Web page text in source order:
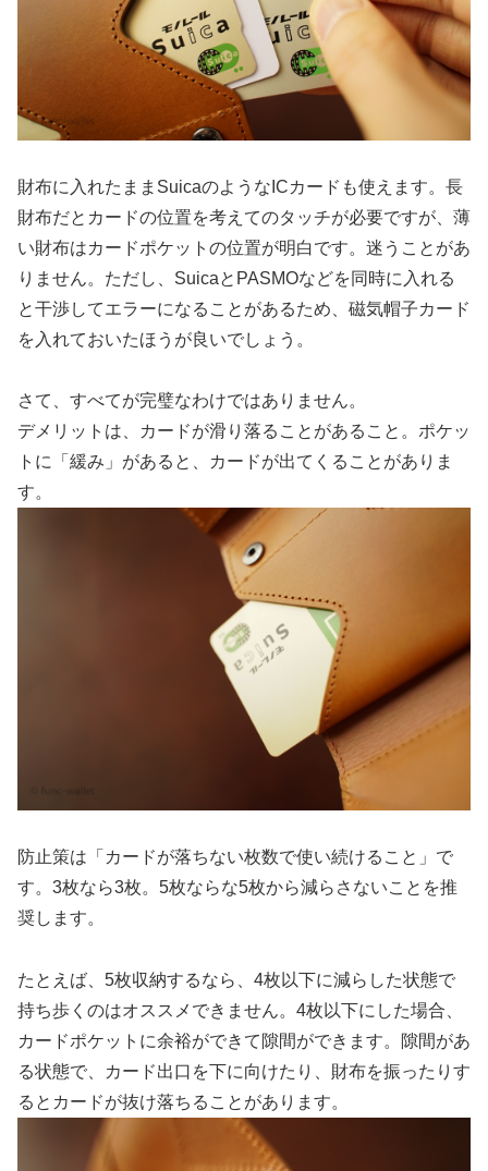
財布に入れたままSuicaのようなICカードも使えます。長
財布だとカードの位置を考えてのタッチが必要ですが、薄
い財布はカードポケットの位置が明白です。迷うことがあ
りません。ただし、SuicaとPASMOなどを同時に入れる
と干渉してエラーになることがあるため、磁気帽子カード
を入れておいたほうが良いでしょう。
さて、すべてが完璧なわけではありません。
デメリットは、カードが滑り落ることがあること。ポケッ
トに「緩み」があると、カードが出てくることがありま
す。
防止策は「カードが落ちない枚数で使い続けること」で
す。3枚なら3枚。5枚ならな5枚から減らさないことを推
奨します。
たとえば、5枚収納するなら、4枚以下に減らした状態で
持ち歩くのはオススメできません。4枚以下にした場合、
カードポケットに余裕ができて隙間ができます。隙間があ
る状態で、カード出口を下に向けたり、財布を振ったりす
るとカードが抜け落ちることがあります。